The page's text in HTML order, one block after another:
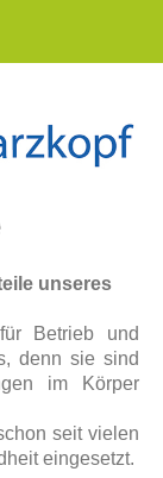
unseres
Betrieb und
denn sie sind
im Körper
seit vielen
eingesetzt.